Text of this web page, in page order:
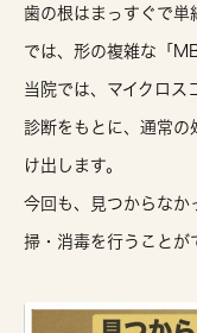
歯の根はまっすぐで単
では、 形の複雑な「
当院では、マイクロス
診断をもとに、通常の
け出します。
今回も、 見つからなか
掃・消毒を行うことが